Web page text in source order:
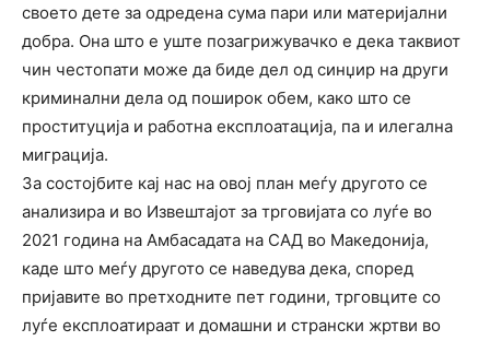
своето дете за одредена сума пари или материјални
добра. Она што е уште позагрижувачко е дека таквиот
чин честопати може да биде дел од синџир на други
криминални дела од поширок обем, како што се
проституција и работна експлоатација, па и илегална
миграција.
За состојбите кај нас на овој план меѓу другото се
анализира и во Извештајот за трговијата со луѓе во
2021 година на Амбасадата на САД во Македонија,
каде што меѓу другото се наведува дека, според
пријавите во претходните пет години, трговците со
луѓе експлоатираат и домашни и странски жртви во